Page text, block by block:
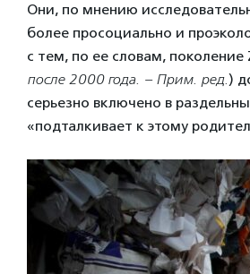
Они, по мнению
более просоциально и
с тем, по ее словам, поколение
после 2000 года. – Прим. ред.)
серьезно включено в
«подталкивает к этому